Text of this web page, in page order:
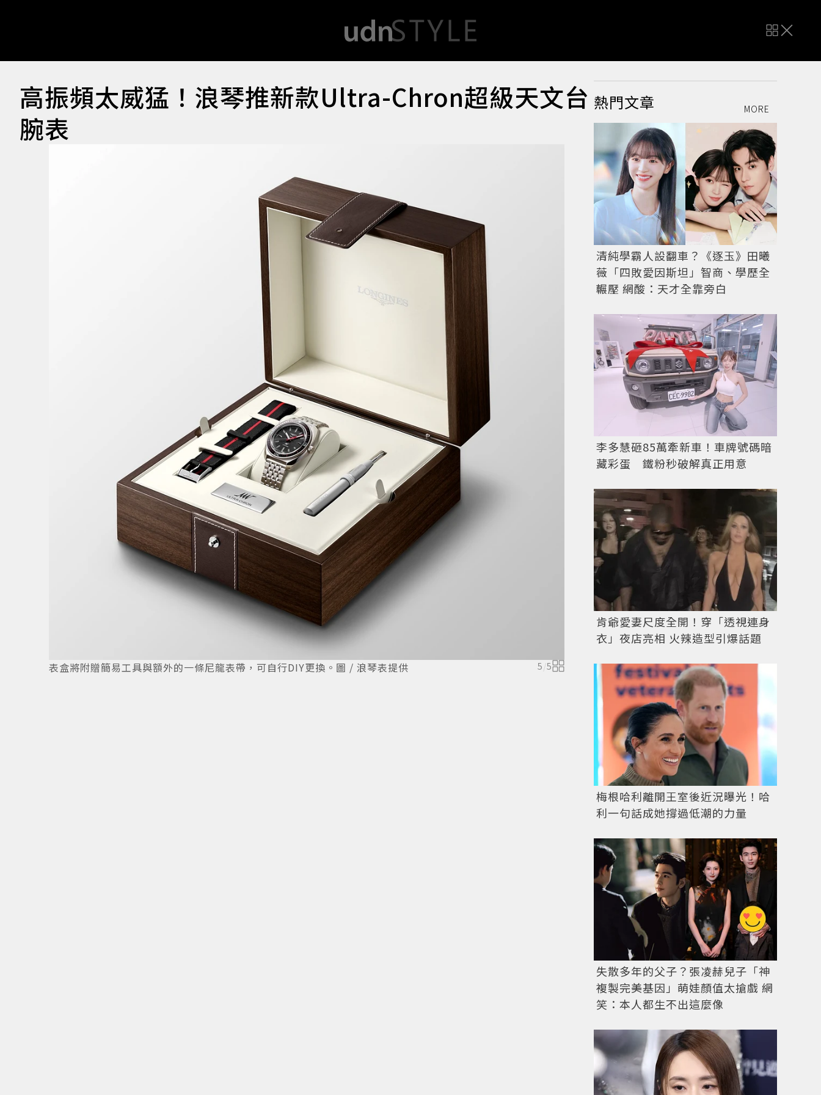
高振頻太威猛！浪琴推新款Ultra-Chron超級天文台
腕表
表盒將附贈簡易工具與額外的一條尼龍表帶，可自行DIY更換。圖 / 浪琴表提供 5/5
熱門文章 MORE
清純學霸人設翻車？《逐玉》田曦
薇「四敗愛因斯坦」智商、學歷全
輾壓 網酸：天才全靠旁白
李多慧砸85萬牽新車！車牌號碼暗
藏彩蛋 鐵粉秒破解真正用意
肯爺愛妻尺度全開！穿「透視連身
衣」夜店亮相 火辣造型引爆話題
梅根哈利離開王室後近況曝光！哈
利一句話成她撐過低潮的力量
失散多年的父子？張凌赫兒子「神
複製完美基因」萌娃顏值太搶戲 網
笑：本人都生不出這麼像